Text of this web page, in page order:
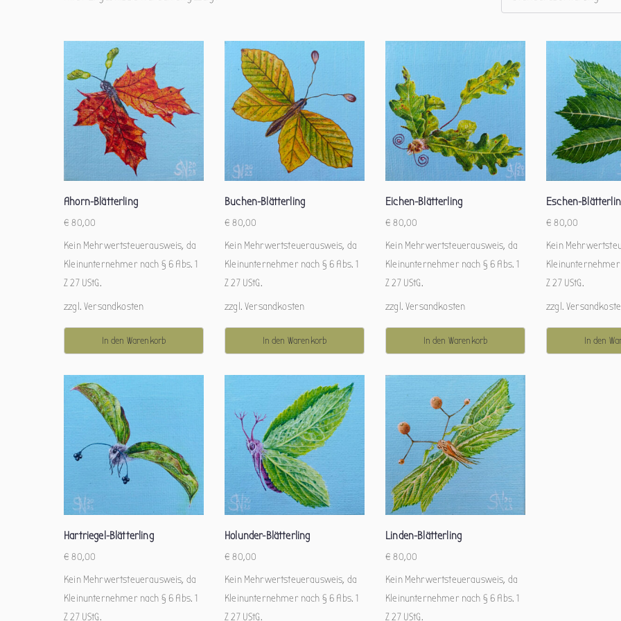
Ahorn-Blätterling
€ 80,00
Kein Mehrwertsteuerausweis, da
Kleinunternehmer nach § 6 Abs. 1
Z 27 UStG.
zzgl.Versandkosten
In den Warenkorb
Buchen-Blätterling
€ 80,00
Kein Mehrwertsteuerausweis, da
Kleinunternehmer nach § 6 Abs. 1
Z 27 UStG.
zzgl.Versandkosten
In den Warenkorb
Eichen-Blätterling
€ 80,00
Kein Mehrwertsteuerausweis, da
Kleinunternehmer nach § 6 Abs. 1
Z 27 UStG.
zzgl.Versandkosten
In den Warenkorb
Eschen-
€ 80,00
Kein
Kleinunternehmer
Z 27 UStG.
zzgl.
In den
Hartriegel-Blätterling
€ 80,00
Kein Mehrwertsteuerausweis, da
Kleinunternehmer nach § 6 Abs. 1
Z 27 UStG.
Holunder-Blätterling
€ 80,00
Kein Mehrwertsteuerausweis, da
Kleinunternehmer nach § 6 Abs. 1
Z 27 UStG.
Linden-Blätterling
€ 80,00
Kein Mehrwertsteuerausweis, da
Kleinunternehmer nach § 6 Abs. 1
Z 27 UStG.